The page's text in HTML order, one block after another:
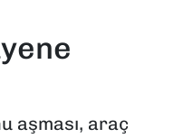
aşması, araç